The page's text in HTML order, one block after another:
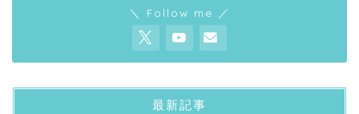
＼ Follow me ／
最新記事